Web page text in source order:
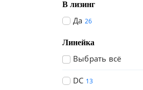
В лизинг
Да 26
Линейка
Выбрать всё
DC 13